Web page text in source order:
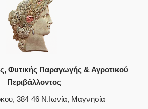
Φυτικής Παραγωγής & Αγροτικού
Περιβάλλοντος
384 46 Ν.Ιωνία, Μαγνησία